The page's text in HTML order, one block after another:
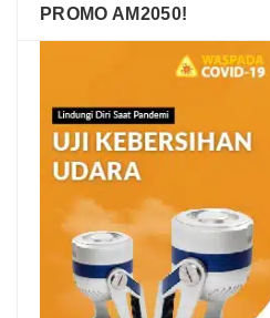
PROMO AM2050!